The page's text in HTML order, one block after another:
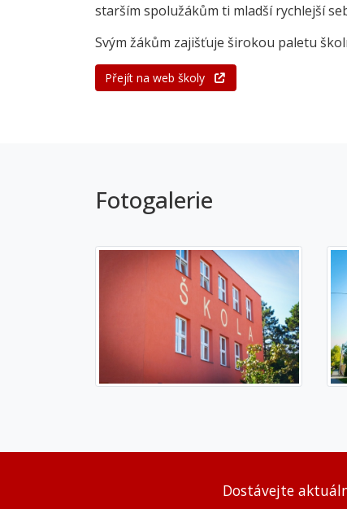
starším spolužákům ti mladší rychlejší
Svým žákům zajišťuje širokou paletu
Přejít na web školy
Fotogalerie
Dostávejte